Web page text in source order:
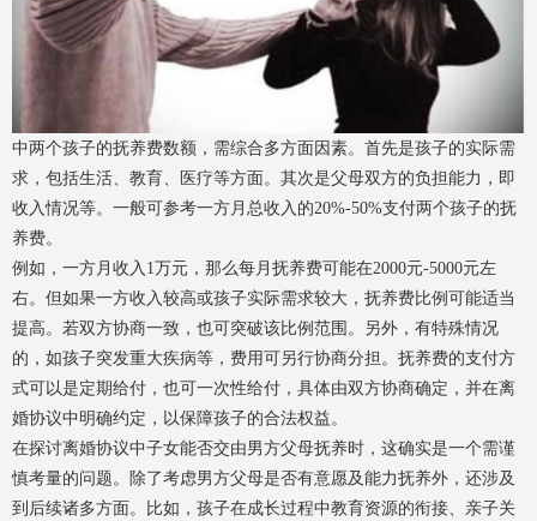
中两个孩子的抚养费数额，需综合多方面因素。首先是孩子的实际需
求，包括生活、教育、医疗等方面。其次是父母双方的负担能力，即
收入情况等。一般可参考一方月总收入的20%-50%支付两个孩子的抚
养费。
例如，一方月收入1万元，那么每月抚养费可能在2000元-5000元左
右。但如果一方收入较高或孩子实际需求较大，抚养费比例可能适当
提高。若双方协商一致，也可突破该比例范围。另外，有特殊情况
的，如孩子突发重大疾病等，费用可另行协商分担。抚养费的支付方
式可以是定期给付，也可一次性给付，具体由双方协商确定，并在离
婚协议中明确约定，以保障孩子的合法权益。
在探讨离婚协议中子女能否交由男方父母抚养时，这确实是一个需谨
慎考量的问题。除了考虑男方父母是否有意愿及能力抚养外，还涉及
到后续诸多方面。比如，孩子在成长过程中教育资源的衔接、亲子关